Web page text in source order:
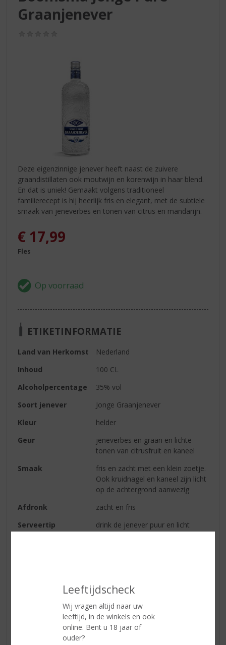
Leeftijdscheck
Wij vragen altijd naar uw
leeftijd, in de winkels en ook
online. Bent u 18 jaar of
ouder?
Graanjenever
Deze eigenzinnige jenever heeft naast de zuivere
graandistillaten ook moutwijn en korenwijn in haar blend.
En dat is uniek! Gemaakt volgens traditioneel
familierecept is hij heerlijk fris en elegant, met de subtiele
smaak van jeneverbes en tonen van citrus en mandarijn.
€ 17,99
Fles
ETIKETINFORMATIE
Land van Herkomst
Nederland
Inhoud
100 CL
Alcoholpercentage
35% vol
Soort jenever
Jonge Graanjenever
Kleur
helder
Geur
jeneverbes en graan en lichte
tonen van citrusfruit en kaneel
Smaak
fris en zacht met een klein zoetje.
Ook kruidnagel en kaneel zijn licht
op de achtergrond aanwezig
Afdronk
zacht en fris
Serveertip
drink de jenever puur en licht
Reviews
Schrijf een review